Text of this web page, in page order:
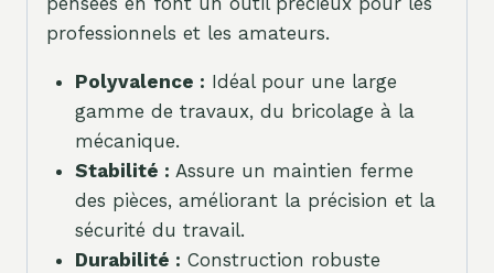
professionnels et les amateurs.
Polyvalence : Idéal pour une large
gamme de travaux, du bricolage à la
mécanique.
Stabilité : Assure un maintien ferme
des pièces, améliorant la précision et la
sécurité du travail.
Durabilité : Construction robuste